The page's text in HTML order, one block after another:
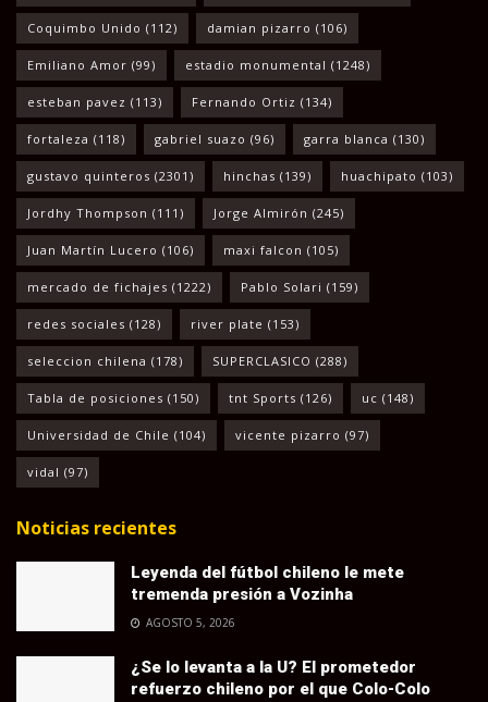
Coquimbo Unido (112) damian pizarro (106)
Emiliano Amor (99) estadio monumental (1248)
esteban pavez (113) Fernando Ortiz (134)
fortaleza (118) gabriel suazo (96) garra blanca (130)
gustavo quinteros (2301) hinchas (139) huachipato (103)
Jordhy Thompson (111) Jorge Almirón (245)
Juan Martín Lucero (106) maxi falcon (105)
mercado de fichajes (1222) Pablo Solari (159)
redes sociales (128) river plate (153)
seleccion chilena (178) SUPERCLASICO (288)
Tabla de posiciones (150) tnt Sports (126) uc (148)
Universidad de Chile (104) vicente pizarro (97)
vidal (97)
Noticias recientes
Leyenda del fútbol chileno le mete
tremenda presión a Vozinha
AGOSTO 5, 2026
¿Se lo levanta a la U? El prometedor
refuerzo chileno por el que Colo-Colo